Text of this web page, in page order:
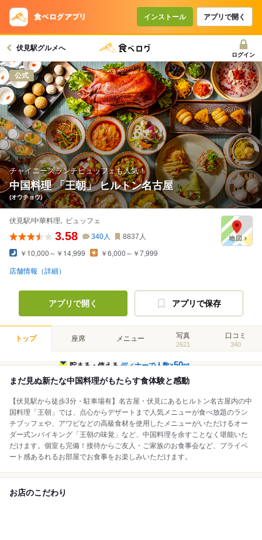
インストール アプリで開く
伏見駅グルメへ
ログイン
公式
チャイニーズランチビュッフェも人気！
中国料理 「王朝」 ヒルトン名古屋
(オウチョウ)
伏見駅/中華料理､ ビュッフェ
3.58 340人 8837 人
￥10,000～￥14,999 ￥6,000～￥7,999
店舗情報（詳細）
アプリで開く アプリで保存
トップ 座席 メニュー 写真
2621
口コミ
340
貯まる・使えるディナーで人数×50pt
まだ見ぬ新たな中国料理がもたらす食体験と感動
【伏見駅から徒歩3分・駐車場有】名古屋・伏見にあるヒルトン名古屋内の中
国料理「王朝」では、点心からデザートまで人気メニューが食べ放題のラン
チブッフェや、アワビなどの高級食材を使用したメニューがいただけるオー
ダー式ンバイキング「王朝の味覚」など、中国料理を余すことなく堪能いた
だけます。個室も完備！接待からご友人・ご家族のお食事会など、プライベ
ート感あるれるお部屋でお食事をお楽しみいただけます。
お店のこだわり
コースで使えるクーポン
戻る
クーポンを利用せず予約する